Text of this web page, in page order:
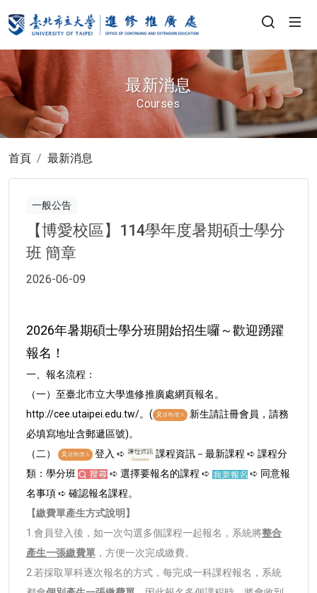
最新消息
Courses
首頁 最新消息
一般公告
【博愛校區】114學年度暑期碩士學分
班 簡章
2026-06-09
2026年暑期碩士學分班開始招生囉～歡迎踴躍
報名！
一、報名流程：
（一）至臺北市立大學進修推廣處網頁報名。
http://cee.utaipei.edu.tw/。(
新生請註冊會員，請務
必填寫地址含郵遞區號)。
（二）
登入 ➪
課程資訊－最新課程 ➪ 課程分
類：學分班
➪ 選擇要報名的課程 ➪
➪ 同意報
名事項 ➪ 確認報名課程。
【繳費單產生方式說明】
1.會員登入後，如一次勾選多個課程一起報名，系統將整合
產生一張繳費單 ，方便一次完成繳費。
2.若採取單科逐次報名的方式，每完成一科課程報名，系統